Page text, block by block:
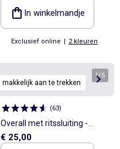
trekkenIn winkelmandje
Exclusief online | 2 kleuren
makkelijk aan te trekken
1/5
(63)
Overall met ritssluiting -
gemakkelijk aan te trekken
€ 25,00